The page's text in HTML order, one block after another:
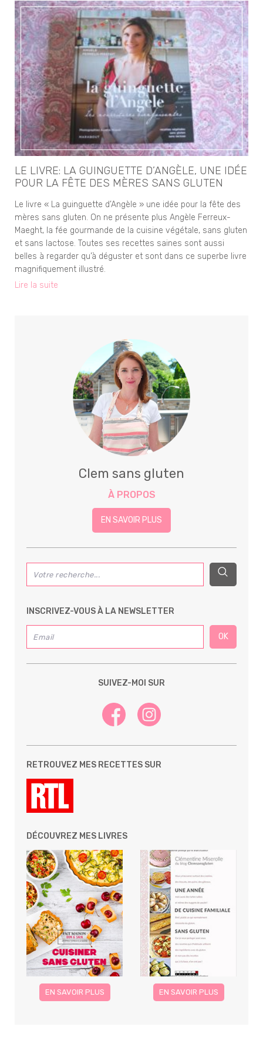
LE LIVRE: LA GUINGUETTE D’ANGÈLE, UNE IDÉE
POUR LA FÊTE DES MÈRES SANS GLUTEN
Le livre « La guinguette d’Angèle » une idée pour la fête des
mères sans gluten. On ne présente plus Angèle Ferreux-
Maeght, la fée gourmande de la cuisine végétale, sans gluten
et sans lactose. Toutes ses recettes saines sont aussi
belles à regarder qu’à déguster et sont dans ce superbe livre
magnifiquement illustré.
Lire la suite
Clem sans gluten
À PROPOS
EN SAVOIR PLUS
INSCRIVEZ-VOUS À LA NEWSLETTER
SUIVEZ-MOI SUR
RETROUVEZ MES RECETTES SUR
DÉCOUVREZ MES LIVRES
EN SAVOIR PLUS EN SAVOIR PLUS